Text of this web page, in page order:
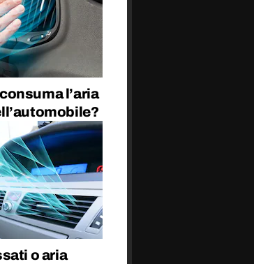
l’aria
o aria